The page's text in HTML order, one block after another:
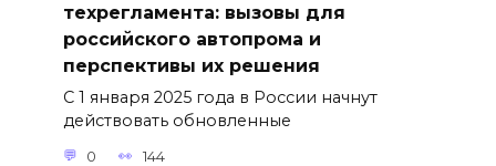
техрегламента: вызовы для
российского автопрома и
перспективы их решения
С 1 января 2025 года в России начнут
действовать обновленные
0 144